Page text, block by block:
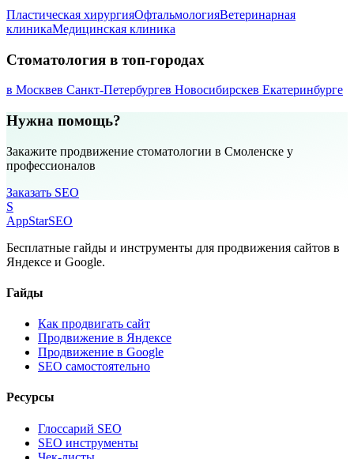
Пластическая хирургияОфтальмологияВетеринарная
клиникаМедицинская клиника
Стоматология в топ-городах
в Москвев Санкт-Петербургев Новосибирскев Екатеринбурге
Нужна помощь?
Закажите продвижение стоматологии в Смоленске у
профессионалов
Заказать SEO
S
AppStarSEO
Бесплатные гайды и инструменты для продвижения сайтов в
Яндексе и Google.
Гайды
Как продвигать сайт
Продвижение в Яндексе
Продвижение в Google
SEO самостоятельно
Ресурсы
Глоссарий SEO
SEO инструменты